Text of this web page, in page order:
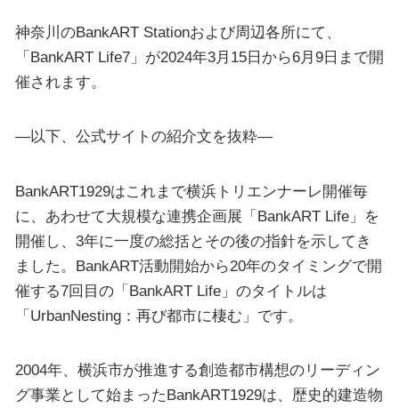
神奈川のBankART Stationおよび周辺各所にて、
「BankART Life7」が2024年3月15日から6月9日まで開
催されます。
—以下、公式サイトの紹介文を抜粋—
BankART1929はこれまで横浜トリエンナーレ開催毎
に、あわせて大規模な連携企画展「BankART Life」を
開催し、3年に一度の総括とその後の指針を示してき
ました。BankART活動開始から20年のタイミングで開
催する7回目の「BankART Life」のタイトルは
「UrbanNesting：再び都市に棲む」です。
2004年、横浜市が推進する創造都市構想のリーディン
グ事業として始まったBankART1929は、歴史的建造物